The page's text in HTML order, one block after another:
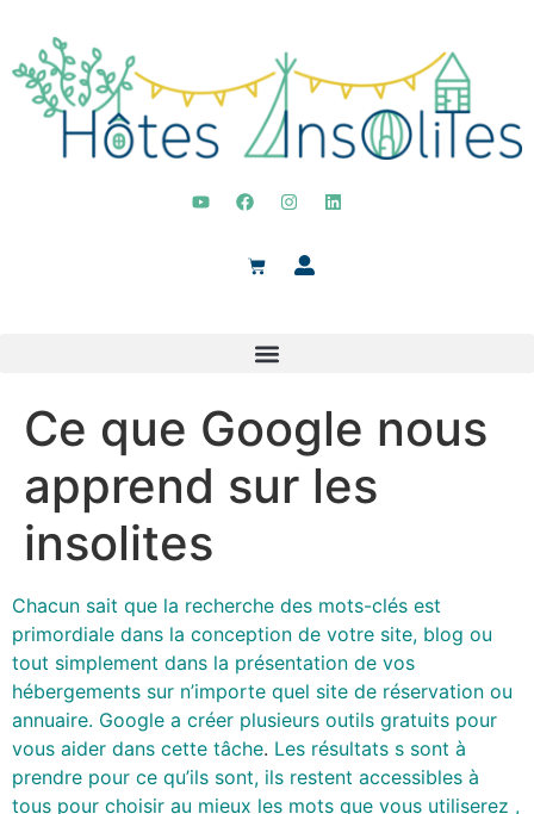
Ce que Google nous
apprend sur les
insolites
Chacun sait que la recherche des mots-clés est
primordiale dans la conception de votre site, blog ou
tout simplement dans la présentation de vos
hébergements sur n’importe quel site de réservation ou
annuaire. Google a créer plusieurs outils gratuits pour
vous aider dans cette tâche. Les résultats s sont à
prendre pour ce qu’ils sont, ils restent accessibles à
tous pour choisir au mieux les mots que vous utiliserez ,